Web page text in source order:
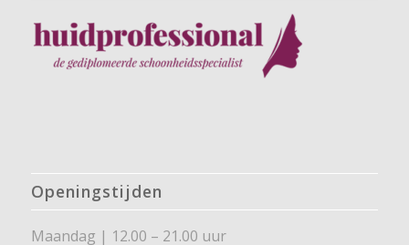
Openingstijden
Maandag | 12.00 – 21.00 uur